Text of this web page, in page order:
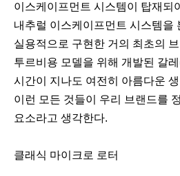
이스케이프먼트 시스템이 탑재되
내추럴 이스케이프먼트 시스템을
실용적으로 구현한 거의 최초의
투르비용 모델을 위해 개발된 갈
시간이 지나도 여전히 아름다운
이런 모든 것들이 우리 브랜드를
요소라고 생각한다.
클래식 마이크로 로터